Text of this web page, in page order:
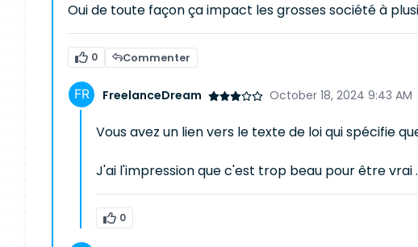
Oui de toute façon ça impact les grosses société à
0 Commenter
FreelanceDream October 18, 2024 9:43 AM
Vous avez un lien vers le texte de loi qui spécifie
J'ai l'impression que c'est trop beau pour être vrai
0